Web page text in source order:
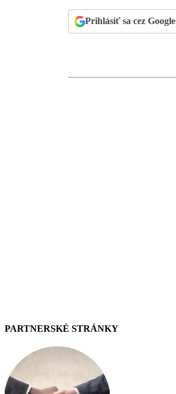
Prihlásiť sa cez Google
PARTNERSKÉ STRÁNKY